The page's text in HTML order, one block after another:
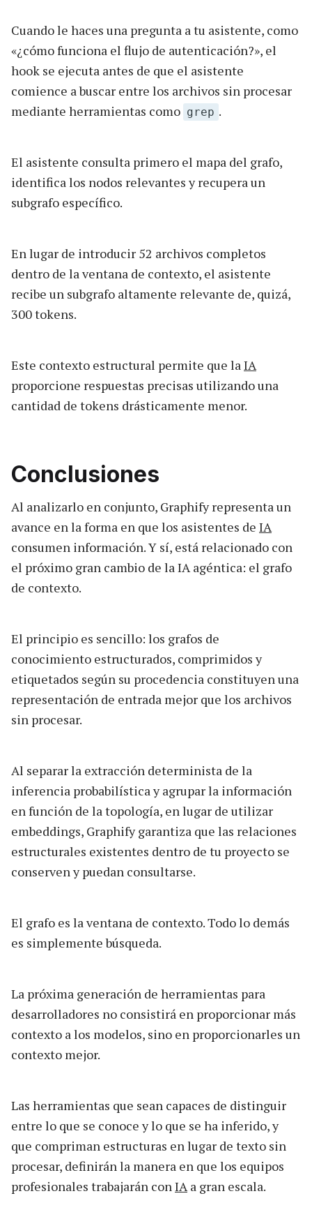
Cuando le haces una pregunta a tu asistente, como
«¿cómo funciona el flujo de autenticación?», el
hook se ejecuta antes de que el asistente
comience a buscar entre los archivos sin procesar
mediante herramientas como grep .
El asistente consulta primero el mapa del grafo,
identifica los nodos relevantes y recupera un
subgrafo específico.
En lugar de introducir 52 archivos completos
dentro de la ventana de contexto, el asistente
recibe un subgrafo altamente relevante de, quizá,
300 tokens.
Este contexto estructural permite que laIA
proporcione respuestas precisas utilizando una
cantidad de tokens drásticamente menor.
Conclusiones
Al analizarlo en conjunto, Graphify representa un
avance en la forma en que los asistentes de IA
consumen información. Y sí, está relacionado con
el próximo gran cambio de la IA agéntica: el grafo
de contexto.
El principio es sencillo: los grafos de
conocimiento estructurados, comprimidos y
etiquetados según su procedencia constituyen una
representación de entrada mejor que los archivos
sin procesar.
Al separar la extracción determinista de la
inferencia probabilística y agrupar la información
en función de la topología, en lugar de utilizar
embeddings, Graphify garantiza que las relaciones
estructurales existentes dentro de tu proyecto se
conserven y puedan consultarse.
El grafo es la ventana de contexto. Todo lo demás
es simplemente búsqueda.
La próxima generación de herramientas para
desarrolladores no consistirá en proporcionar más
contexto a los modelos, sino en proporcionarles un
contexto mejor.
Las herramientas que sean capaces de distinguir
entre lo que se conoce y lo que se ha inferido, y
que compriman estructuras en lugar de texto sin
procesar, definirán la manera en que los equipos
profesionales trabajarán conIAa gran escala.